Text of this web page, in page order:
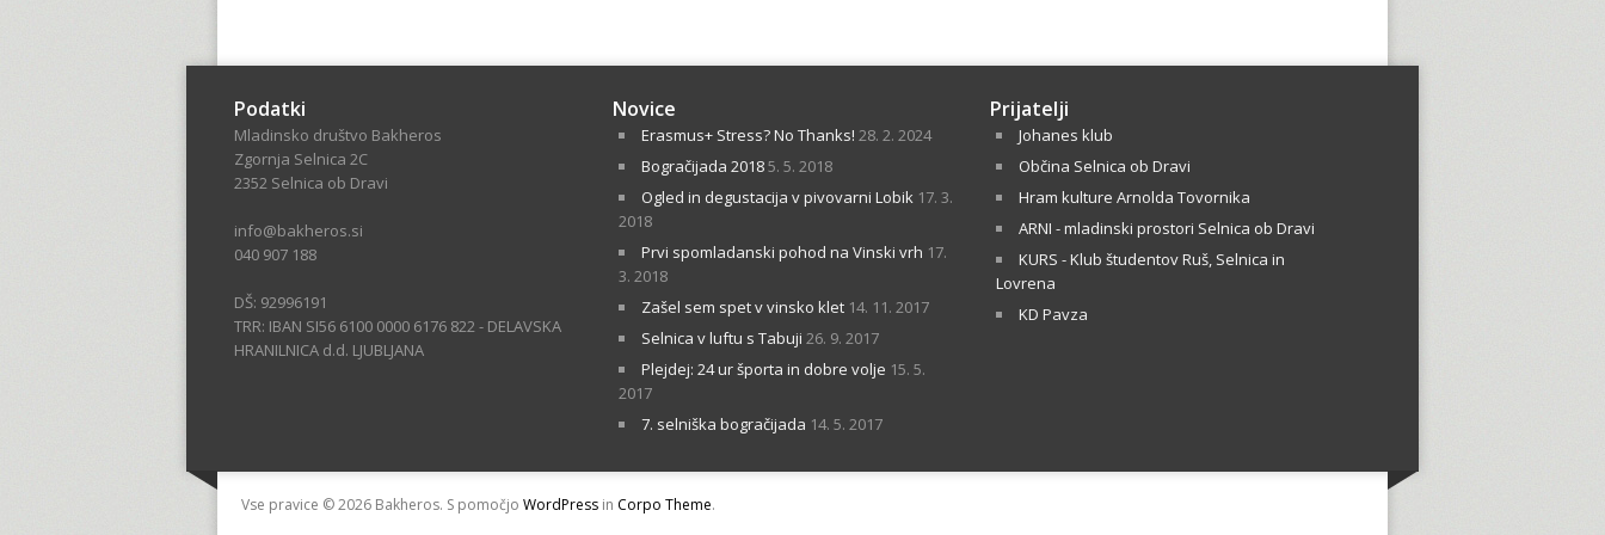
Podatki
Mladinsko društvo Bakheros
Zgornja Selnica 2C
2352 Selnica ob Dravi
info@bakheros.si
040 907 188
DŠ: 92996191
TRR: IBAN SI56 6100 0000 6176 822 - DELAVSKA
HRANILNICA d.d. LJUBLJANA
Novice
Erasmus+ Stress? No Thanks! 28. 2. 2024
Bogračijada 20185. 5. 2018
Ogled in degustacija v pivovarni Lobik 17. 3.
2018
Prvi spomladanski pohod na Vinski vrh 17.
3. 2018
Zašel sem spet v vinsko klet 14. 11. 2017
Selnica v luftu s Tabuji 26. 9. 2017
Plejdej: 24 ur športa in dobre volje 15. 5.
2017
7. selniška bogračijada 14. 5. 2017
Prijatelji
Johanes klub
Občina Selnica ob Dravi
Hram kulture Arnolda Tovornika
ARNI - mladinski prostori Selnica ob Dravi
KURS - Klub študentov Ruš, Selnica in
Lovrena
KD Pavza
Vse pravice © 2026 Bakheros. S pomočjo WordPress in Corpo Theme.